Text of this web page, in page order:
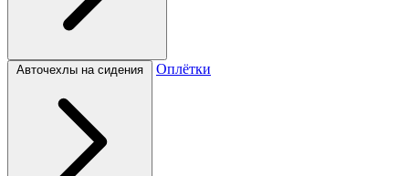
Авточехлы на сидения Оплётки